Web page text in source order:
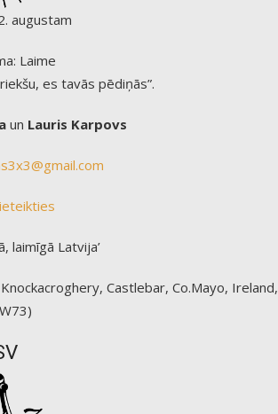
augustam
Laime
es tavās pēdiņās”.
un Lauris Karpovs
laimīgā Latvija’
Castlebar, Co.Mayo, Ireland,